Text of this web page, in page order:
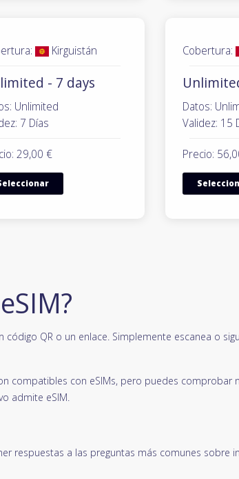
Kirguistán
- 7 days
Unlimited
7 Días
29,00 €
Cobertura:
Datos:
Validez: 15
Precio:
código QR o un enlace. Simplemente escanea o
compatibles con eSIMs, pero puedes comprobar
admite eSIM.
respuestas a las preguntas más comunes sobre